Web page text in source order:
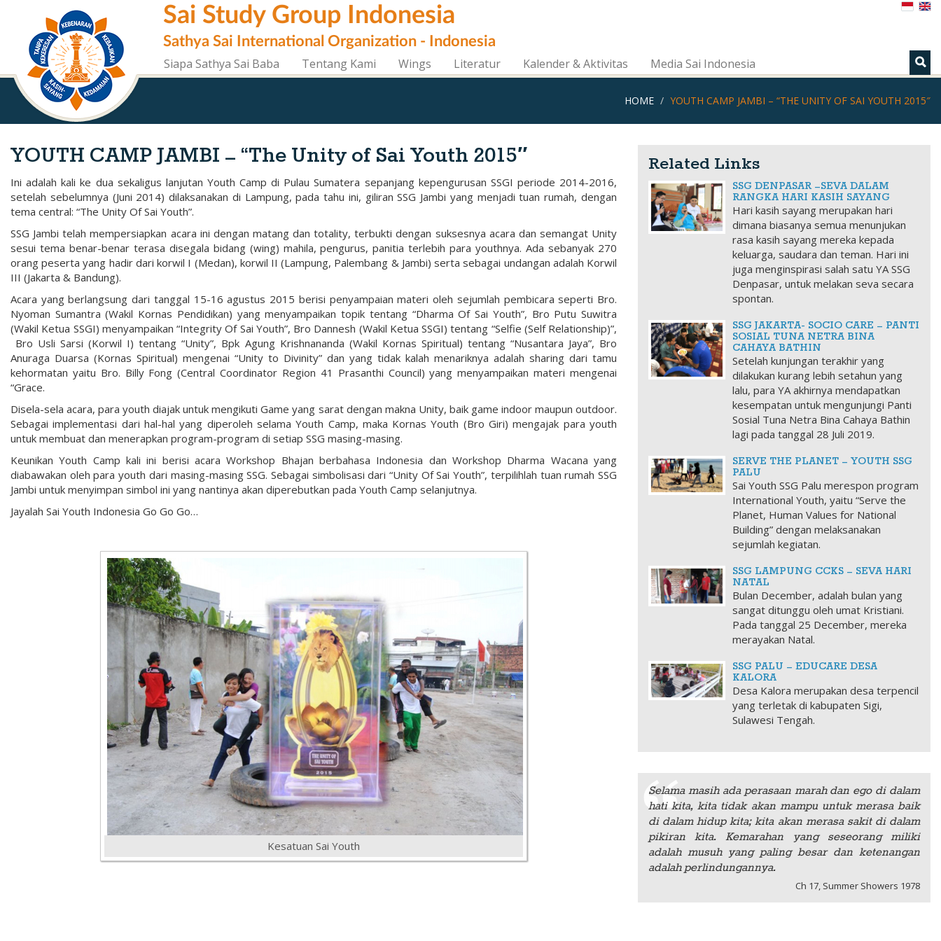
content
Sai Study Group Indonesia
Sathya Sai International Organization - Indonesia
Siapa Sathya Sai Baba
Tentang Kami Wings Literatur Kalender & Aktivitas Media Sai Indonesia
HOME YOUTH CAMP JAMBI – “THE UNITY OF SAI YOUTH 2015″
YOUTH CAMP JAMBI – “The Unity of Sai Youth 2015″
Ini adalah kali ke dua sekaligus lanjutan Youth Camp di Pulau Sumatera sepanjang kepengurusan SSGI periode 2014-2016,
setelah sebelumnya (Juni 2014) dilaksanakan di Lampung, pada tahu ini, giliran SSG Jambi yang menjadi tuan rumah, dengan
tema central: “The Unity Of Sai Youth”.
SSG Jambi telah mempersiapkan acara ini dengan matang dan totality, terbukti dengan suksesnya acara dan semangat Unity
sesui tema benar-benar terasa disegala bidang (wing) mahila, pengurus, panitia terlebih para youthnya. Ada sebanyak 270
orang peserta yang hadir dari korwil I (Medan), korwil II (Lampung, Palembang & Jambi) serta sebagai undangan adalah Korwil
III (Jakarta & Bandung).
Acara yang berlangsung dari tanggal 15-16 agustus 2015 berisi penyampaian materi oleh sejumlah pembicara seperti Bro.
Nyoman Sumantra (Wakil Kornas Pendidikan) yang menyampaikan topik tentang “Dharma Of Sai Youth”, Bro Putu Suwitra
(Wakil Ketua SSGI) menyampaikan “Integrity Of Sai Youth”, Bro Dannesh (Wakil Ketua SSGI) tentang “Selfie (Self Relationship)”,
Bro Usli Sarsi (Korwil I) tentang “Unity”, Bpk Agung Krishnananda (Wakil Kornas Spiritual) tentang “Nusantara Jaya”, Bro
Anuraga Duarsa (Kornas Spiritual) mengenai “Unity to Divinity” dan yang tidak kalah menariknya adalah sharing dari tamu
kehormatan yaitu Bro. Billy Fong (Central Coordinator Region 41 Prasanthi Council) yang menyampaikan materi mengenai
“Grace.
Disela-sela acara, para youth diajak untuk mengikuti Game yang sarat dengan makna Unity, baik game indoor maupun outdoor.
Sebagai implementasi dari hal-hal yang diperoleh selama Youth Camp, maka Kornas Youth (Bro Giri) mengajak para youth
untuk membuat dan menerapkan program-program di setiap SSG masing-masing.
Keunikan Youth Camp kali ini berisi acara Workshop Bhajan berbahasa Indonesia dan Workshop Dharma Wacana yang
diabawakan oleh para youth dari masing-masing SSG. Sebagai simbolisasi dari “Unity Of Sai Youth”, terpilihlah tuan rumah SSG
Jambi untuk menyimpan simbol ini yang nantinya akan diperebutkan pada Youth Camp selanjutnya.
Jayalah Sai Youth Indonesia Go Go Go…
Kesatuan Sai Youth
Related Links
SSG DENPASAR –SEVA DALAM
RANGKA HARI KASIH SAYANG
Hari kasih sayang merupakan hari
dimana biasanya semua menunjukan
rasa kasih sayang mereka kepada
keluarga, saudara dan teman. Hari ini
juga menginspirasi salah satu YA SSG
Denpasar, untuk melakan seva secara
spontan.
SSG JAKARTA- SOCIO CARE – PANTI
SOSIAL TUNA NETRA BINA
CAHAYA BATHIN
Setelah kunjungan terakhir yang
dilakukan kurang lebih setahun yang
lalu, para YA akhirnya mendapatkan
kesempatan untuk mengunjungi Panti
Sosial Tuna Netra Bina Cahaya Bathin
lagi pada tanggal 28 Juli 2019.
SERVE THE PLANET – YOUTH SSG
PALU
Sai Youth SSG Palu merespon program
International Youth, yaitu “Serve the
Planet, Human Values for National
Building” dengan melaksanakan
sejumlah kegiatan.
SSG LAMPUNG CCKS – SEVA HARI
NATAL
Bulan December, adalah bulan yang
sangat ditunggu oleh umat Kristiani.
Pada tanggal 25 December, mereka
merayakan Natal.
SSG PALU – EDUCARE DESA
KALORA
Desa Kalora merupakan desa terpencil
yang terletak di kabupaten Sigi,
Sulawesi Tengah.
Selama masih ada perasaan marah dan ego di dalam
hati kita, kita tidak akan mampu untuk merasa baik
di dalam hidup kita; kita akan merasa sakit di dalam
pikiran kita. Kemarahan yang seseorang miliki
adalah musuh yang paling besar dan ketenangan
adalah perlindungannya.
Ch 17, Summer Showers 1978